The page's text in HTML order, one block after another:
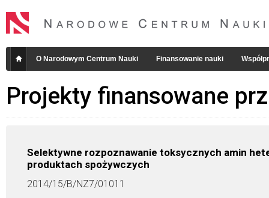
O Narodowym Centrum Nauki Finansowanie nauki
Projekty finansowane
Selektywne rozpoznawanie toksycznych amin
produktach spożywczych
2014/15/B/NZ7/01011